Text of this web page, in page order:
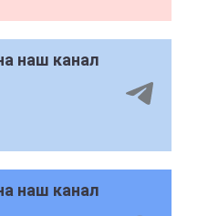
наш канал
наш канал